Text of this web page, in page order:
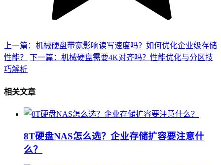
上一篇：机械硬盘带宽影响读写速度吗？如何优化企业级存储
性能？
下一篇：机械硬盘需要4K对齐吗？性能优化与分区技
巧解析
相关文章
8T硬盘NAS怎么选？企业存储扩容要注意什
么？